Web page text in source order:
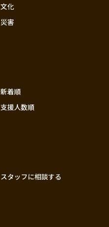
中国
文化
災害
新着順
支援人数順
スタッフに相談する